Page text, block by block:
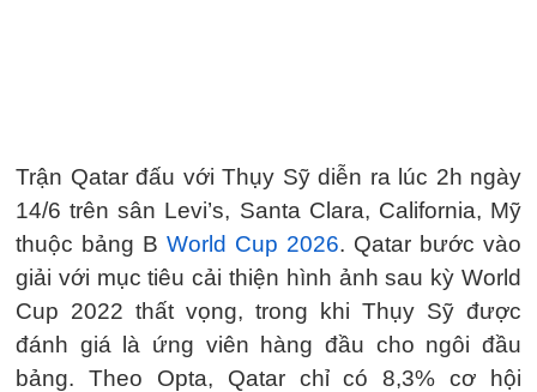
Trận Qatar đấu với Thụy Sỹ diễn ra lúc 2h ngày
14/6 trên sân Levi’s, Santa Clara, California, Mỹ
thuộc bảng B World Cup 2026. Qatar bước vào
giải với mục tiêu cải thiện hình ảnh sau kỳ World
Cup 2022 thất vọng, trong khi Thụy Sỹ được
đánh giá là ứng viên hàng đầu cho ngôi đầu
bảng. Theo Opta, Qatar chỉ có 8,3% cơ hội